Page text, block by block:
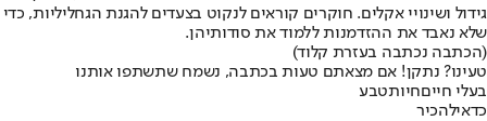
גידול ושינויי אקלים. חוקרים קוראים לנקוט בצעדים להגנת הגחליליות, כדי
שלא נאבד את ההזדמנות ללמוד את סודותיהן.
(הכתבה נכתבה בעזרת קלוד)
טעינו? נתקן! אם מצאתם טעות בכתבה, נשמח שתשתפו אותנו
בעלי חייםחיותטבע
כדאילהכיר